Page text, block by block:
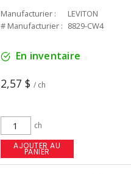
Manufacturier :
LEVITON
# Manufacturier : 8829-CW4
En inventaire
2,57 $ / ch
ch
AJOUTER AU
PANIER